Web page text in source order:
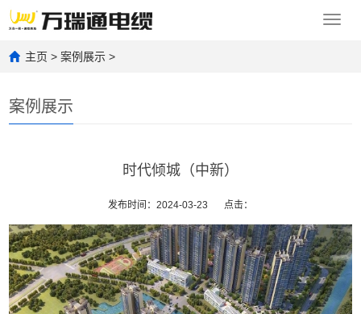
主页 >案例展示 >
案例展示
时代倾城（中新）
发布时间：2024-03-23 点击：